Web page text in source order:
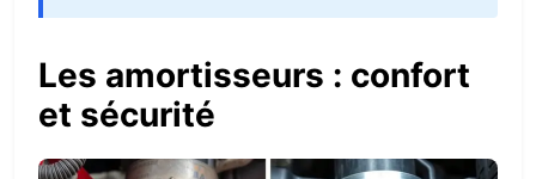
Les amortisseurs : confort
et sécurité